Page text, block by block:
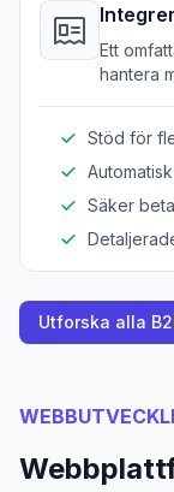
Ett
hantera
Stöd för
Säker
Utforska alla